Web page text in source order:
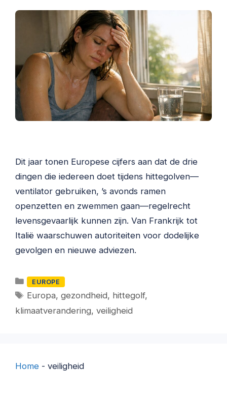
Dit jaar tonen Europese cijfers aan dat de drie
dingen die iedereen doet tijdens hittegolven—
ventilator gebruiken, ’s avonds ramen
openzetten en zwemmen gaan—regelrecht
levensgevaarlijk kunnen zijn. Van Frankrijk tot
Italië waarschuwen autoriteiten voor dodelijke
gevolgen en nieuwe adviezen.
Categorieën
EUROPE
Tags
Europa,gezondheid, hittegolf,
klimaatverandering, veiligheid
Home - veiligheid